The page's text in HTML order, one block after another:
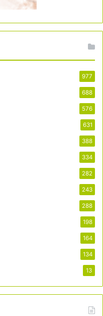
977
688
576
631
388
334
282
243
288
198
164
134
13